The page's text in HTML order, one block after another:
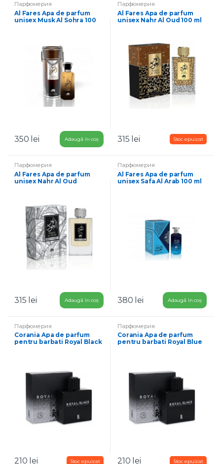
Парфюмерия
Al Fares Apa de parfum
unisex Musk Al Sohra 100
350 lei Adaugă în coș
Парфюмерия
Al Fares Apa de parfum
unisex Nahr Al Oud 100 ml
315 lei
Парфюмерия
Al Fares Apa de parfum
unisex Nahr Al Oud
315 lei Adaugă în coș
Парфюмерия
Al Fares Apa de parfum
unisex Safa Al Arab 100 ml
380 lei Adaugă în coș
Парфюмерия
Corania Apa de parfum
pentru barbati Royal Black
210 lei
Парфюмерия
Corania Apa de parfum
pentru barbati Royal Blue
210 lei